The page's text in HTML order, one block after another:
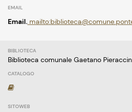
Email.
Biblioteca comunale Gaetano